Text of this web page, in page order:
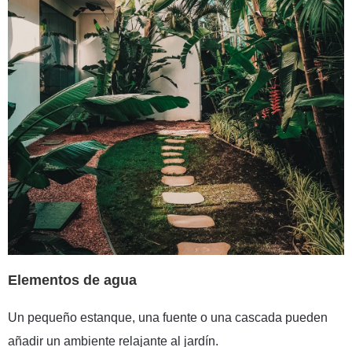
Elementos de agua
Un pequeño estanque, una fuente o una cascada pueden
añadir un ambiente relajante al jardín.